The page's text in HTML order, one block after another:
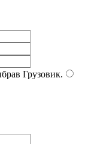
Грузовик.